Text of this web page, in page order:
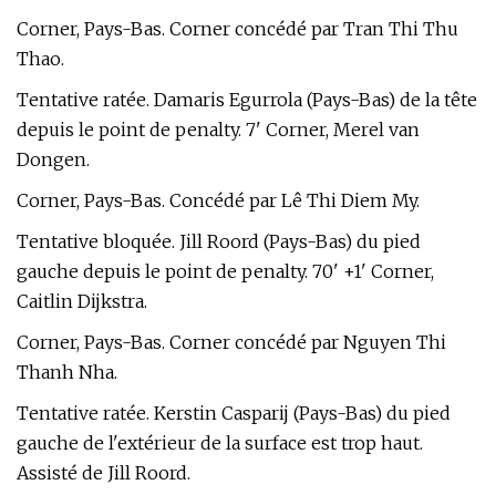
Corner, Pays-Bas. Corner concédé par Tran Thi Thu
Thao.
Tentative ratée. Damaris Egurrola (Pays-Bas) de la tête
depuis le point de penalty. 7' Corner, Merel van
Dongen.
Corner, Pays-Bas. Concédé par Lê Thi Diem My.
Tentative bloquée. Jill Roord (Pays-Bas) du pied
gauche depuis le point de penalty. 70' +1' Corner,
Caitlin Dijkstra.
Corner, Pays-Bas. Corner concédé par Nguyen Thi
Thanh Nha.
Tentative ratée. Kerstin Casparij (Pays-Bas) du pied
gauche de l'extérieur de la surface est trop haut.
Assisté de Jill Roord.